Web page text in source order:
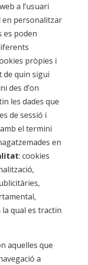
a l’usuari
en personalitzar
es poden
pròpies i
de quin sigui
des d’on
les dades que
de sessió i
el termini
en
: cookies
la qual es tractin
aquelles que
a